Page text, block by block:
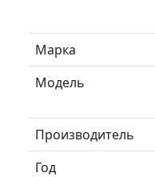
Марка
Модель
Производитель
Год